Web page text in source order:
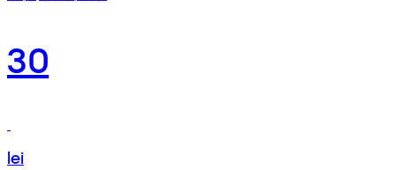
30
lei